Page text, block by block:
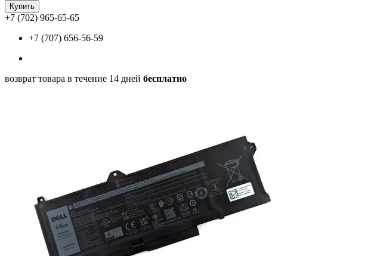
Купить
+7 (702) 965-65-65
+7 (707) 656-56-59
возврат товара в течение 14 дней бесплатно